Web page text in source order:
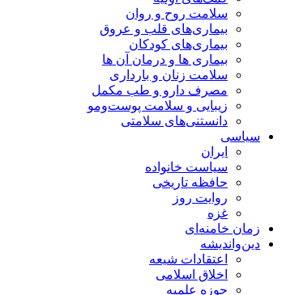
سلامت روح و روان
بیماری‌های قلب و عروق
بیماری‌های کودکان
بیماری ها و درمان آن ها
سلامت زنان و بارداری
مصرف دارو و طب مکمل
زیبایی و سلامت پوست‌ومو
دانستنی‌های سلامتی
سیاسی
ایران
سیاست خانواده
حافظه تاریخی
روایت روز
غزه
زمان خامنه‌ای
دین‌واندیشه
اعتقادات شیعه
اخلاق اسلامی
حوزه علمیه